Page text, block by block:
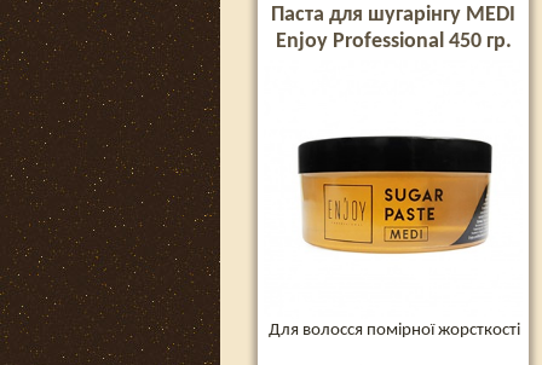
Паста для шугарінгу MEDI
Enjoy Professional 450 гр.
Для волосся помірної жорсткості